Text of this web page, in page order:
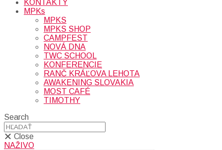
KONTAKTY
MPKs
MPKS
MPKS SHOP
CAMPFEST
NOVÁ DNA
TWC SCHOOL
KONFERENCIE
RANČ KRÁĽOVA LEHOTA
AWAKENING SLOVAKIA
MOST CAFÉ
TIMOTHY
Search
Close
NAŽIVO